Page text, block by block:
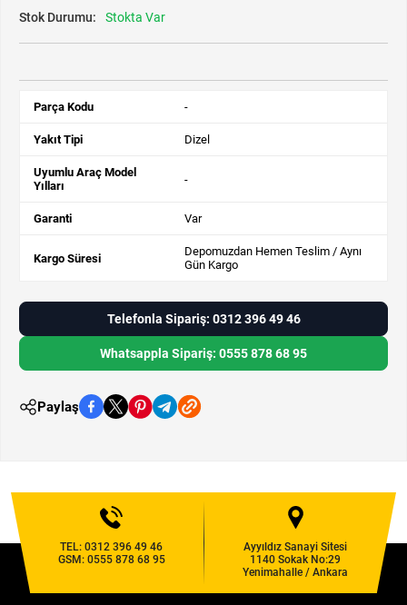
Stok Durumu: Stokta Var
Parça Kodu -
Yakıt Tipi Dizel
Uyumlu Araç Model
Yılları
-
Garanti Var
Kargo Süresi
Depomuzdan Hemen Teslim / Aynı
Gün Kargo
Telefonla Sipariş: 0312 396 49 46
Whatsappla Sipariş: 0555 878 68 95
Paylaş
TEL:0312 396 49 46
GSM: 0555 878 68 95
Ayyıldız Sanayi Sitesi
1140 Sokak No:29
Yenimahalle / Ankara